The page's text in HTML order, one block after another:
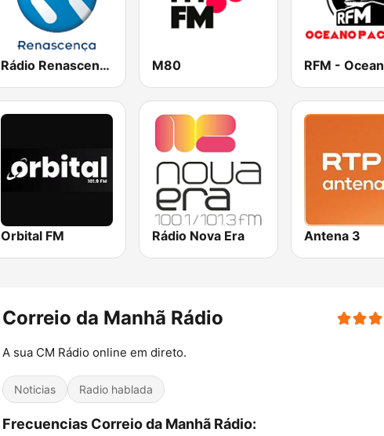
Rádio Renascença M80
Orbital FM Rádio Nova Era Antena 3
Correio da Manhã Rádio
A sua CM Rádio online em direto.
Noticias Radio hablada
Frecuencias Correio da Manhã Rádio: